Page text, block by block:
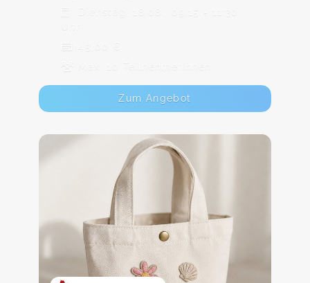
Dienstag, 18.08., 09:15 - 11:30
45,00 €
Max. 10 TeilnehmerInnen
Zum Angebot